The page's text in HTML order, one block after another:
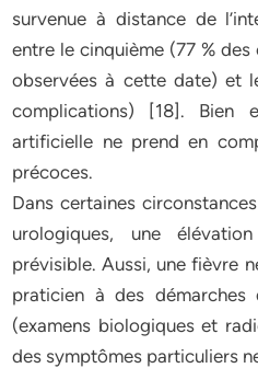
survenue à distance de
entre le cinquième (77 %
observées à cette date) et
complications) [18]. Bien
artificielle ne prend en
précoces.
Dans certaines
urologiques, une
prévisible. Aussi, une fièvre
praticien à des démarches
(examens biologiques et
des symptômes particuliers